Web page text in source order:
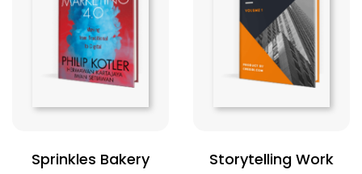
Sprinkles Bakery Storytelling Work